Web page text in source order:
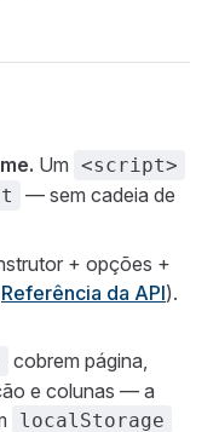
Um <script>
— sem cadeia de
+ opções +
Referência da API).
cobrem página,
e colunas — a
localStorage